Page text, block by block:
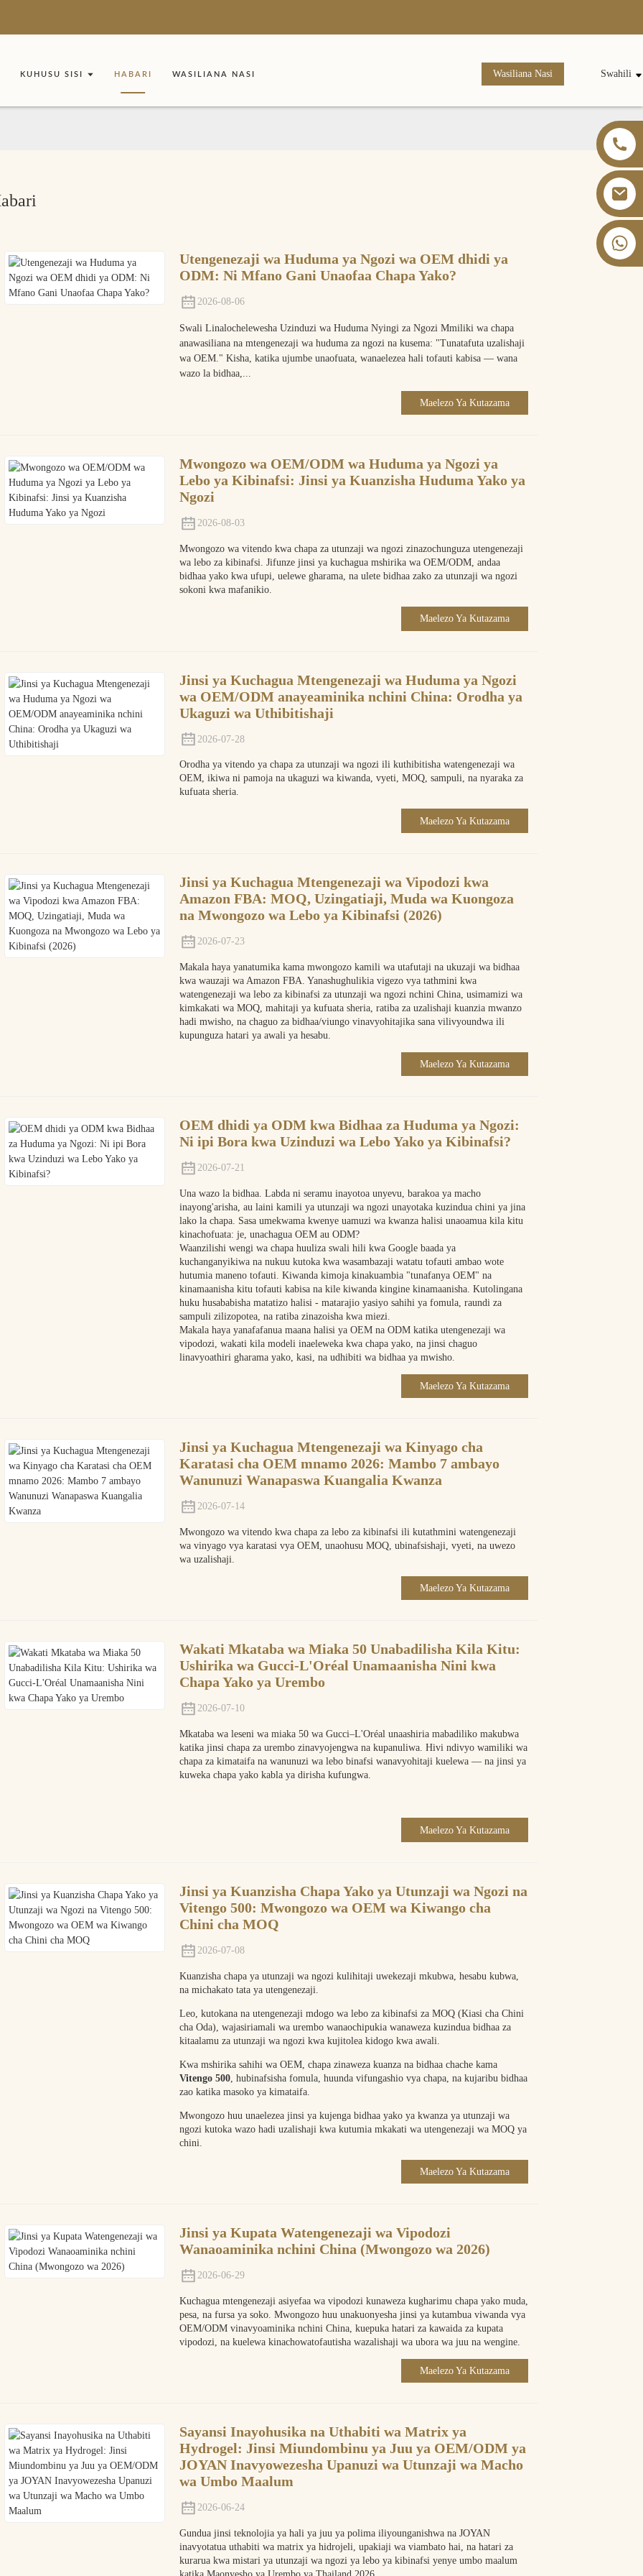
KUHUSU SISI HABARI WASILIANA NASI Wasiliana Nasi Swahili
Utengenezaji wa Huduma ya Ngozi wa OEM dhidi ya
ODM: Ni Mfano Gani Unaofaa Chapa Yako?
2026-08-06
Swali Linalochelewesha Uzinduzi wa Huduma Nyingi za Ngozi Mmiliki wa chapa
anawasiliana na mtengenezaji wa huduma za ngozi na kusema: "Tunatafuta uzalishaji
wa OEM." Kisha, katika ujumbe unaofuata, wanaelezea hali tofauti kabisa — wana
wazo la bidhaa,...
Maelezo Ya Kutazama
Mwongozo wa OEM/ODM wa Huduma ya Ngozi ya
Lebo ya Kibinafsi: Jinsi ya Kuanzisha Huduma Yako ya
Ngozi
2026-08-03
Mwongozo wa vitendo kwa chapa za utunzaji wa ngozi zinazochunguza utengenezaji
wa lebo za kibinafsi. Jifunze jinsi ya kuchagua mshirika wa OEM/ODM, andaa
bidhaa yako kwa ufupi, uelewe gharama, na ulete bidhaa zako za utunzaji wa ngozi
sokoni kwa mafanikio.
Maelezo Ya Kutazama
Jinsi ya Kuchagua Mtengenezaji wa Huduma ya Ngozi
wa OEM/ODM anayeaminika nchini China: Orodha ya
Ukaguzi wa Uthibitishaji
2026-07-28
Orodha ya vitendo ya chapa za utunzaji wa ngozi ili kuthibitisha watengenezaji wa
OEM, ikiwa ni pamoja na ukaguzi wa kiwanda, vyeti, MOQ, sampuli, na nyaraka za
kufuata sheria.
Maelezo Ya Kutazama
Jinsi ya Kuchagua Mtengenezaji wa Vipodozi kwa
Amazon FBA: MOQ, Uzingatiaji, Muda wa Kuongoza
na Mwongozo wa Lebo ya Kibinafsi (2026)
2026-07-23
Makala haya yanatumika kama mwongozo kamili wa utafutaji na ukuzaji wa bidhaa
kwa wauzaji wa Amazon FBA. Yanashughulikia vigezo vya tathmini kwa
watengenezaji wa lebo za kibinafsi za utunzaji wa ngozi nchini China, usimamizi wa
kimkakati wa MOQ, mahitaji ya kufuata sheria, ratiba za uzalishaji kuanzia mwanzo
hadi mwisho, na chaguo za bidhaa/viungo vinavyohitajika sana vilivyoundwa ili
kupunguza hatari ya awali ya hesabu.
Maelezo Ya Kutazama
OEM dhidi ya ODM kwa Bidhaa za Huduma ya Ngozi:
Ni ipi Bora kwa Uzinduzi wa Lebo Yako ya Kibinafsi?
2026-07-21
Una wazo la bidhaa. Labda ni seramu inayotoa unyevu, barakoa ya macho
inayong'arisha, au laini kamili ya utunzaji wa ngozi unayotaka kuzindua chini ya jina
lako la chapa. Sasa umekwama kwenye uamuzi wa kwanza halisi unaoamua kila kitu
kinachofuata: je, unachagua OEM au ODM?
Waanzilishi wengi wa chapa huuliza swali hili kwa Google baada ya
kuchanganyikiwa na nukuu kutoka kwa wasambazaji watatu tofauti ambao wote
hutumia maneno tofauti. Kiwanda kimoja kinakuambia "tunafanya OEM" na
kinamaanisha kitu tofauti kabisa na kile kiwanda kingine kinamaanisha. Kutolingana
huku husababisha matatizo halisi - matarajio yasiyo sahihi ya fomula, raundi za
sampuli zilizopotea, na ratiba zinazoisha kwa miezi.
Makala haya yanafafanua maana halisi ya OEM na ODM katika utengenezaji wa
vipodozi, wakati kila modeli inaeleweka kwa chapa yako, na jinsi chaguo
linavyoathiri gharama yako, kasi, na udhibiti wa bidhaa ya mwisho.
Maelezo Ya Kutazama
Jinsi ya Kuchagua Mtengenezaji wa Kinyago cha
Karatasi cha OEM mnamo 2026: Mambo 7 ambayo
Wanunuzi Wanapaswa Kuangalia Kwanza
2026-07-14
Mwongozo wa vitendo kwa chapa za lebo za kibinafsi ili kutathmini watengenezaji
wa vinyago vya karatasi vya OEM, unaohusu MOQ, ubinafsishaji, vyeti, na uwezo
wa uzalishaji.
Maelezo Ya Kutazama
Wakati Mkataba wa Miaka 50 Unabadilisha Kila Kitu:
Ushirika wa Gucci-L'Oréal Unamaanisha Nini kwa
Chapa Yako ya Urembo
2026-07-10
Mkataba wa leseni wa miaka 50 wa Gucci–L'Oréal unaashiria mabadiliko makubwa
katika jinsi chapa za urembo zinavyojengwa na kupanuliwa. Hivi ndivyo wamiliki wa
chapa za kimataifa na wanunuzi wa lebo binafsi wanavyohitaji kuelewa — na jinsi ya
kuweka chapa yako kabla ya dirisha kufungwa.
Maelezo Ya Kutazama
Jinsi ya Kuanzisha Chapa Yako ya Utunzaji wa Ngozi na
Vitengo 500: Mwongozo wa OEM wa Kiwango cha
Chini cha MOQ
2026-07-08
Kuanzisha chapa ya utunzaji wa ngozi kulihitaji uwekezaji mkubwa, hesabu kubwa,
na michakato tata ya utengenezaji.
Leo, kutokana na utengenezaji mdogo wa lebo za kibinafsi za MOQ (Kiasi cha Chini
cha Oda), wajasiriamali wa urembo wanaochipukia wanaweza kuzindua bidhaa za
kitaalamu za utunzaji wa ngozi kwa kujitolea kidogo kwa awali.
Kwa mshirika sahihi wa OEM, chapa zinaweza kuanza na bidhaa chache kama
Vitengo 500 , hubinafsisha fomula, huunda vifungashio vya chapa, na kujaribu bidhaa
zao katika masoko ya kimataifa.
Mwongozo huu unaelezea jinsi ya kujenga bidhaa yako ya kwanza ya utunzaji wa
ngozi kutoka wazo hadi uzalishaji kwa kutumia mkakati wa utengenezaji wa MOQ ya
chini.
Maelezo Ya Kutazama
Jinsi ya Kupata Watengenezaji wa Vipodozi
Wanaoaminika nchini China (Mwongozo wa 2026)
2026-06-29
Kuchagua mtengenezaji asiyefaa wa vipodozi kunaweza kugharimu chapa yako muda,
pesa, na fursa ya soko. Mwongozo huu unakuonyesha jinsi ya kutambua viwanda vya
OEM/ODM vinavyoaminika nchini China, kuepuka hatari za kawaida za kupata
vipodozi, na kuelewa kinachowatofautisha wazalishaji wa ubora wa juu na wengine.
Maelezo Ya Kutazama
Sayansi Inayohusika na Uthabiti wa Matrix ya
Hydrogel: Jinsi Miundombinu ya Juu ya OEM/ODM ya
JOYAN Inavyowezesha Upanuzi wa Utunzaji wa Macho
wa Umbo Maalum
2026-06-24
Gundua jinsi teknolojia ya hali ya juu ya polima iliyounganishwa na JOYAN
inavyotatua uthabiti wa matrix ya hidrojeli, upakiaji wa viambato hai, na hatari za
kurarua kwa mistari ya utunzaji wa ngozi ya lebo ya kibinafsi yenye umbo maalum